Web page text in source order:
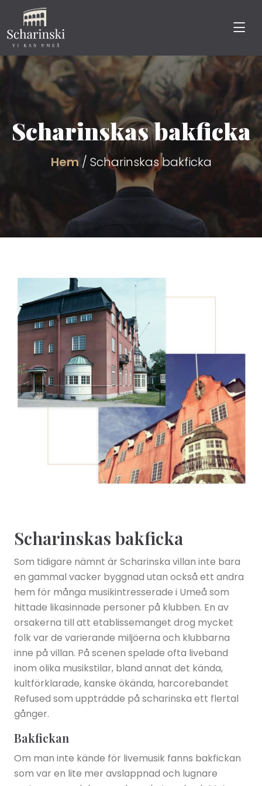
Scharinskas bakficka
Hem/ Scharinskas bakficka
Scharinskas bakficka
Som tidigare nämnt är Scharinska villan inte bara
en gammal vacker byggnad utan också ett andra
hem för många musikintresserade i Umeå som
hittade likasinnade personer på klubben. En av
orsakerna till att etablissemanget drog mycket
folk var de varierande miljöerna och klubbarna
inne på villan. På scenen spelade ofta liveband
inom olika musikstilar, bland annat det kända,
kultförklarade, kanske ökända, harcorebandet
Refused som uppträdde på scharinska ett flertal
gånger.
Bakfickan
Om man inte kände för livemusik fanns bakfickan
som var en lite mer avslappnad och lugnare